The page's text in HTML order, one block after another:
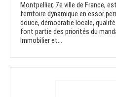
Montpellier, 7e ville de France,
territoire dynamique en essor
douce, démocratie locale,
font partie des priorités du
Immobilier et...